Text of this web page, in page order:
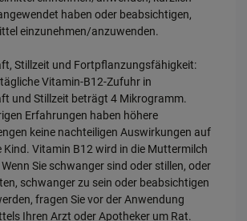
haben oder beabsichtigen,
einzunehmen/anzuwenden.
Stillzeit und Fortpflanzungsfähigkeit:
Vitamin-B12-Zufuhr in
und Stillzeit beträgt 4 Mikrogramm.
Erfahrungen haben höhere
keine nachteiligen Auswirkungen auf
Kind. Vitamin B12 wird in die Muttermilch
Sie schwanger sind oder stillen, oder
schwanger zu sein oder beabsichtigen
fragen Sie vor der Anwendung
Ihren Arzt oder Apotheker um Rat.